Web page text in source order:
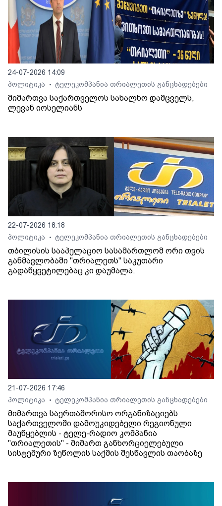
24-07-2026 14:09
პოლიტიკა
• ტელეკომპანია თრიალეთის განცხადებები
მიმართვა საქართველოს სახალხო დამცველს,
ლევან იოსელიანს
22-07-2026 18:18
პოლიტიკა
• ტელეკომპანია თრიალეთის განცხადებები
თბილისის სააპელაციო სასამართლომ ორი თვის
განმავლობაში "თრიალეთს" საკუთარი
გადაწყვეტილებაც კი დაუმალა.
21-07-2026 17:46
პოლიტიკა
• ტელეკომპანია თრიალეთის განცხადებები
მიმართვა საერთაშორისო ორგანიზაციებს
საქართველოში დამოუკიდებელი რეგიონული
მაუწყებლის - ტელე-რადიო კომპანია
"თრიალეთის" - მიმართ განხორციელებული
სისტემური ზეწოლის საქმის შესწავლის თაობაზე